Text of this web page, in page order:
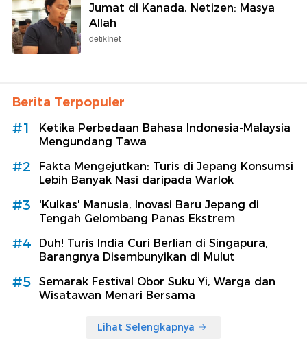
Jumat di Kanada, Netizen: Masya
Allah
detikInet
Berita Terpopuler
#1
Ketika Perbedaan Bahasa Indonesia-Malaysia
Mengundang Tawa
#2
Fakta Mengejutkan: Turis di Jepang Konsumsi
Lebih Banyak Nasi daripada Warlok
#3
'Kulkas' Manusia, Inovasi Baru Jepang di
Tengah Gelombang Panas Ekstrem
#4
Duh! Turis India Curi Berlian di Singapura,
Barangnya Disembunyikan di Mulut
#5
Semarak Festival Obor Suku Yi, Warga dan
Wisatawan Menari Bersama
Lihat Selengkapnya